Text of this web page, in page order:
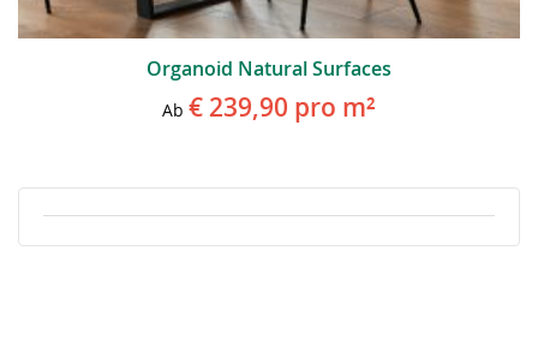
Organoid Natural Surfaces
Ab € 239,90 pro m²